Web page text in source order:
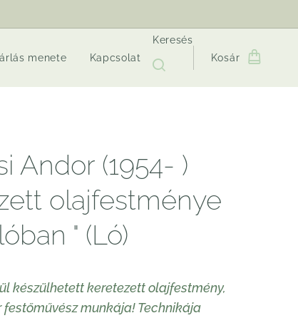
menete Kapcsolat
Keresés
Kosár
Andor (1954- )
olajfestménye
" (Ló)
készülhetett keretezett olajfestmény,
festőművész munkája! Technikája